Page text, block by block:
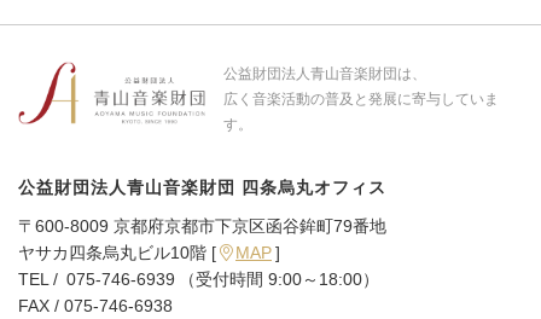
公益財団法人青山音楽財団は、
広く音楽活動の普及と発展に寄与していま
す。
公益財団法人青山音楽財団
四条烏丸オフィス
〒600-8009 京都府京都市下京区函谷鉾町79番地
ヤサカ四条烏丸ビル10階 [
MAP]
TEL / 075-746-6939
（受付時間 9:00～18:00）
FAX / 075-746-6938